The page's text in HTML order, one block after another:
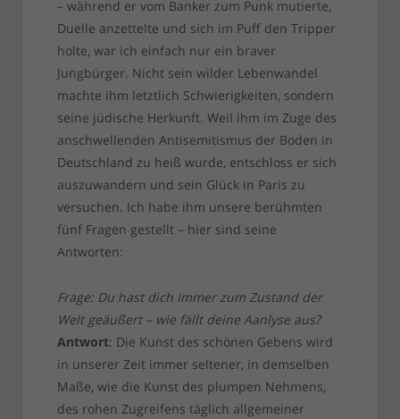
– während er vom Banker zum Punk mutierte,
Duelle anzettelte und sich im Puff den Tripper
holte, war ich einfach nur ein braver
Jungbürger. Nicht sein wilder Lebenwandel
machte ihm letztlich Schwierigkeiten, sondern
seine jüdische Herkunft. Weil ihm im Zuge des
anschwellenden Antisemitismus der Boden in
Deutschland zu heiß wurde, entschloss er sich
auszuwandern und sein Glück in Paris zu
versuchen. Ich habe ihm unsere berühmten
fünf Fragen gestellt – hier sind seine
Antworten:
Frage: Du hast dich immer zum Zustand der
Welt geäußert – wie fällt deine Aanlyse aus?
Antwort: Die Kunst des schönen Gebens wird
in unserer Zeit immer seltener, in demselben
Maße, wie die Kunst des plumpen Nehmens,
des rohen Zugreifens täglich allgemeiner